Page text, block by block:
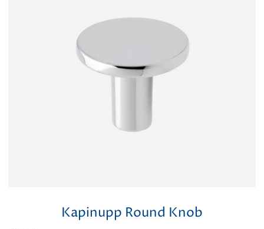
Kapinupp Round Knob